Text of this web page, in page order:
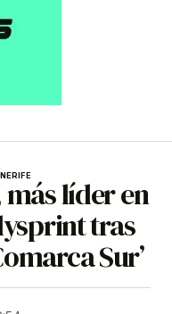
líder en
tras
Sur’